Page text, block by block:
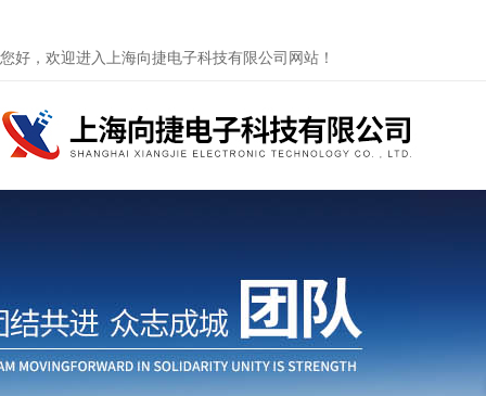
您好，欢迎进入上海向捷电子科技有限公司网站！